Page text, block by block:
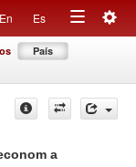
En Es
Toggle
País
a